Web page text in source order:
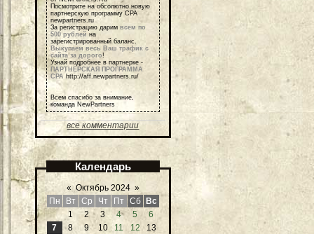
Посмотрите на обсолютно новую
партнерскую программу СРА
newpartners.ru
За регистрацию дарим всем по
500 рублей на
зарегистрированный баланс.
Выкупаем весь Ваш трафик с
сайта за дорого!
Узнай подробнее в партнерке -
ПАРТНЕРСКАЯ ПРОГРАММА
СРА http://aff.newpartners.ru/
Всем спасибо за внимание,
команда NewPartners
все комментарии
Календарь
« Октябрь 2024 »
Пн
Вт Ср Чт Пт Сб
Вс
1
2 3 4 5
6
7
8 9 10 11 12
13